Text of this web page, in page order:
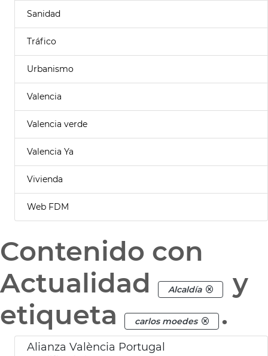
Sanidad
Tráfico
Urbanismo
Valencia
Valencia verde
Valencia Ya
Vivienda
Web FDM
Contenido con
Actualidad
Alcaldía
y
etiqueta
carlos moedes .
Alianza València Portugal